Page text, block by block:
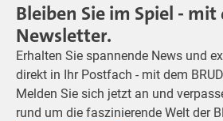
Bleiben Sie im Spiel -
Newsletter.
Erhalten Sie spannende News und
direkt in Ihr Postfach - mit dem
Melden Sie sich jetzt an und
rund um die faszinierende Welt der